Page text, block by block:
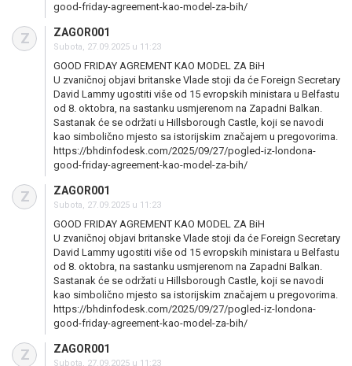
good-friday-agreement-kao-model-za-bih/
Z ZAGOR001
Subota, 27.09.2025 u 11:23
GOOD FRIDAY AGREMENT KAO MODEL ZA BiH
U zvaničnoj objavi britanske Vlade stoji da će Foreign Secretary
David Lammy ugostiti više od 15 evropskih ministara u Belfastu
od 8. oktobra, na sastanku usmjerenom na Zapadni Balkan.
Sastanak će se održati u Hillsborough Castle, koji se navodi
kao simbolično mjesto sa istorijskim značajem u pregovorima.
https://bhdinfodesk.com/2025/09/27/pogled-iz-londona-
good-friday-agreement-kao-model-za-bih/
Z ZAGOR001
Subota, 27.09.2025 u 11:23
GOOD FRIDAY AGREMENT KAO MODEL ZA BiH
U zvaničnoj objavi britanske Vlade stoji da će Foreign Secretary
David Lammy ugostiti više od 15 evropskih ministara u Belfastu
od 8. oktobra, na sastanku usmjerenom na Zapadni Balkan.
Sastanak će se održati u Hillsborough Castle, koji se navodi
kao simbolično mjesto sa istorijskim značajem u pregovorima.
https://bhdinfodesk.com/2025/09/27/pogled-iz-londona-
good-friday-agreement-kao-model-za-bih/
Z ZAGOR001
Subota, 27.09.2025 u 11:23